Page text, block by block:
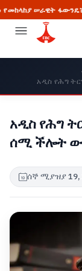
ሠራዊት ፋውንዴሽን
አዲስ የሕግ
አዲስ የሕግ
ሰሚ ችሎት
ሰኞ ሚያዝያ 19,